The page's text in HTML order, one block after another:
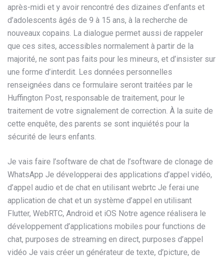
après-midi et y avoir rencontré des dizaines d’enfants et
d’adolescents âgés de 9 à 15 ans, à la recherche de
nouveaux copains. La dialogue permet aussi de rappeler
que ces sites, accessibles normalement à partir de la
majorité, ne sont pas faits pour les mineurs, et d’insister sur
une forme d’interdit. Les données personnelles
renseignées dans ce formulaire seront traitées par le
Huffington Post, responsable de traitement, pour le
traitement de votre signalement de correction. À la suite de
cette enquête, des parents se sont inquiétés pour la
sécurité de leurs enfants.
Je vais faire l’software de chat de l’software de clonage de
WhatsApp Je développerai des applications d’appel vidéo,
d’appel audio et de chat en utilisant webrtc Je ferai une
application de chat et un système d’appel en utilisant
Flutter, WebRTC, Android et iOS Notre agence réalisera le
développement d’applications mobiles pour functions de
chat, purposes de streaming en direct, purposes d’appel
vidéo Je vais créer un générateur de texte, d’picture, de